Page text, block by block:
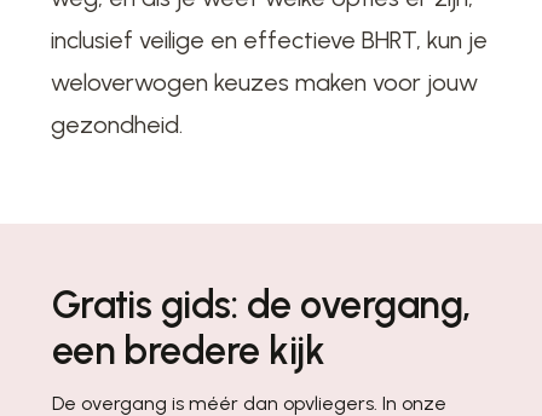
inclusief veilige en effectieve BHRT, kun je
weloverwogen keuzes maken voor jouw
gezondheid.
Gratis gids: de overgang,
een bredere kijk
De overgang is méér dan opvliegers. In onze